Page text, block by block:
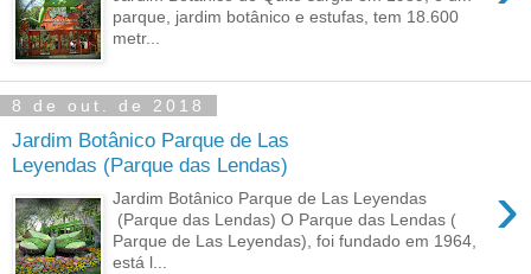
parque, jardim botânico e estufas, tem 18.600
metr...
8 de out. de 2018
Jardim Botânico Parque de Las
Leyendas (Parque das Lendas)
›
Jardim Botânico Parque de Las Leyendas
(Parque das Lendas) O Parque das Lendas (
Parque de Las Leyendas), foi fundado em 1964,
está l...